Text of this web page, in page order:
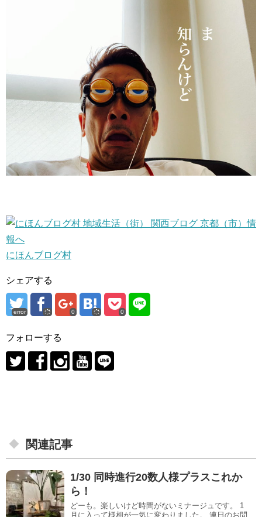
にほんブログ村
シェアする
error 0 0
フォローする
関連記事
1/30 同時進行20数人様プラスこれか
ら！
どーも。楽しいけど時間がないミナージュです。 1
月に入って様相が一気に変わりました。 連日のお問